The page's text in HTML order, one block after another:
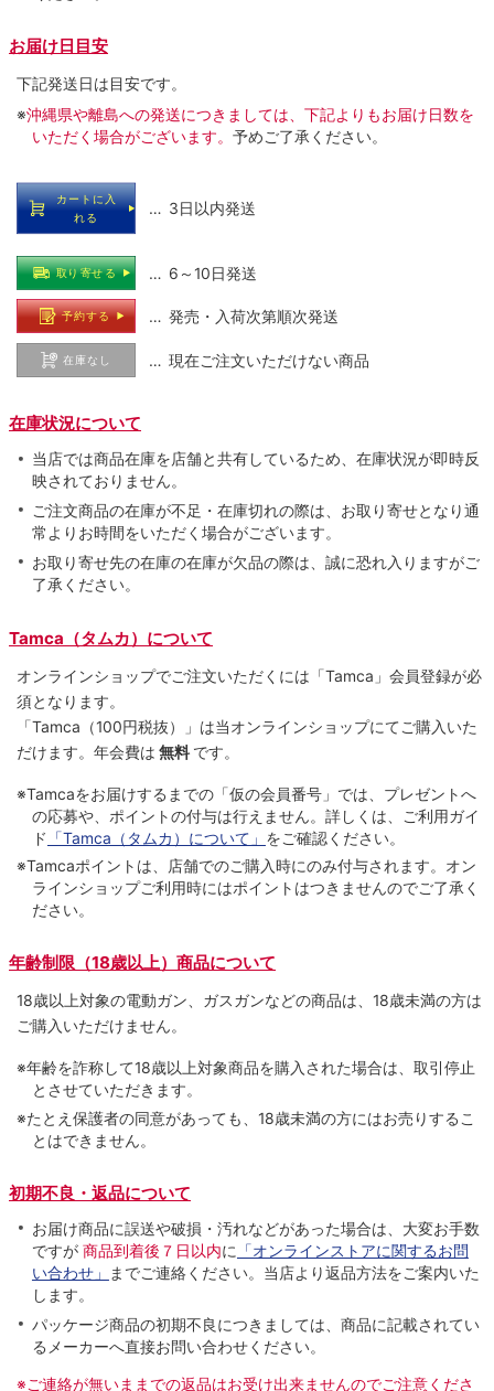
お届け日目安
下記発送日は目安です。
※沖縄県や離島への発送につきましては、下記よりもお届け日数を
いただく場合がございます。 予めご了承ください。
カートに入
れる
… 3日以内発送
取り寄せる … 6～10日発送
予約する … 発売・入荷次第順次発送
在庫なし … 現在ご注文いただけない商品
在庫状況について
当店では商品在庫を店舗と共有しているため、在庫状況が即時反
映されておりません。
ご注文商品の在庫が不足・在庫切れの際は、お取り寄せとなり通
常よりお時間をいただく場合がございます。
お取り寄せ先の在庫の在庫が欠品の際は、誠に恐れ入りますがご
了承ください。
Tamca（タムカ）について
オンラインショップでご注⽂いただくには「Tamca」会員登録が必
須となります。
「Tamca （100円税抜）
」は当オンラインショップにてご購⼊いた
だけます。 年会費は 無料 です。
※Tamcaをお届けするまでの「仮の会員番号」では、プレゼントへ
の応募や、ポイントの付与は⾏えません。詳しくは、ご利⽤ガイ
ド 「Tamca（タムカ）について」 をご確認ください。
※Tamcaポイントは、店舗でのご購⼊時にのみ付与されます。オン
ラインショップご利用時にはポイントはつきませんのでご了承く
ださい。
年齢制限（18歳以上）商品について
18歳以上対象の電動ガン、ガスガンなどの商品は、18歳未満の方は
ご購入いただけません。
※年齢を詐称して18歳以上対象商品を購入された場合は、取引停止
とさせていただきます。
※たとえ保護者の同意があっても、18歳未満の方にはお売りするこ
とはできません。
初期不良・返品について
お届け商品に誤送や破損・汚れなどがあった場合は、大変お手数
ですが 商品到着後７日以内に 「オンラインストアに関するお問
い合わせ」
までご連絡ください。当店より返品方法をご案内いた
します。
パッケージ商品の初期不良につきましては、商品に記載されてい
るメーカーへ直接お問い合わせください。
※ご連絡が無いままでの返品はお受け出来ませんのでご注意くださ